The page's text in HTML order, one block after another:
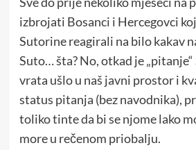
izbrojati Bosanci i Hercegovci
Sutorine reagirali na bilo kakav
Suto… šta? No, otkad je
vrata ušlo u naš javni prostor i
status pitanja (bez navodnika),
toliko tinte da bi se njome lako
more u rečenom priobalju.